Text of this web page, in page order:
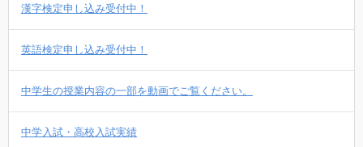
漢字検定申し込み受付中！
英語検定申し込み受付中！
中学生の授業内容の一部を動画でご覧ください。
中学入試・高校入試実績